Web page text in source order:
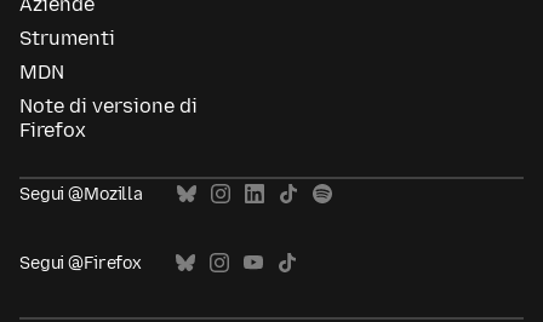
Strumenti
MDN
Note di versione di
Firefox
Segui @Mozilla
Segui @Firefox